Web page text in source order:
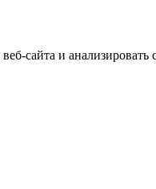
сайта и анализировать